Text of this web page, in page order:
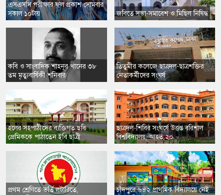
এসএসসি পরীক্ষার ফল প্রকাশ সোমবার
সকাল ১০টায়
​ক‌বি ও সাংবা‌দিক শাহনূর খা‌নের ৩৮
তম মৃত্যুবার্ষিকী শনিবার
হলের সহপাঠীদের ব্যক্তিগত ছবি
প্রেমিককে পাঠাতেন ইবি ছাত্রী
প্রথম শ্রেণিতে ভর্তি লটারিতে,
​জবিতে সভা-সমাবেশ ও মিছিল নিষিদ্ধ
​তিতুমীর কলেজে ছাত্রদল-ছাত্রশক্তির
নেতাকর্মীদের সংঘর্ষ
​ছাত্রদল-শিবির সংঘর্ষে উত্তপ্ত বরিশাল
বিশ্ববিদ্যালয়, আহত ২০
চাঁদপুরে ৬৪২ প্রাথমিক বিদ্যালয়ে নেই